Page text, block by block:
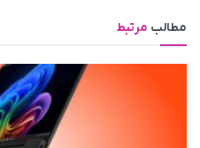
مطالب مرتبط